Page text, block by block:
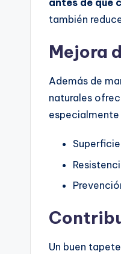
antes de que
también
Mejora
Además de
naturales
especialmente
Un buen